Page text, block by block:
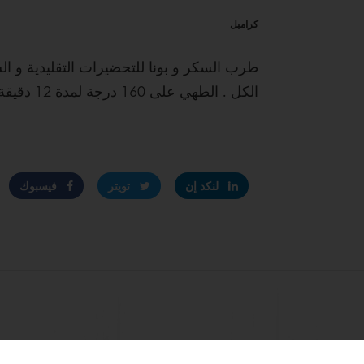
كرامبل
طرب السكر و بونا للتحضيرات التقليدية
الكل . الطهي على 160 درجة لمدة 12 دقيقة . أترك جنبا للتزيين
لنكد إن تويتر فيسبوك